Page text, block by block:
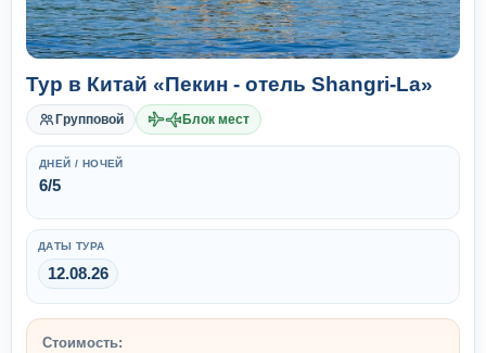
Тур в Китай «Пекин - отель Shangri-La»
Групповой Блок мест
ДНЕЙ / НОЧЕЙ
6/5
ДАТЫ ТУРА
12.08.26
Стоимость: